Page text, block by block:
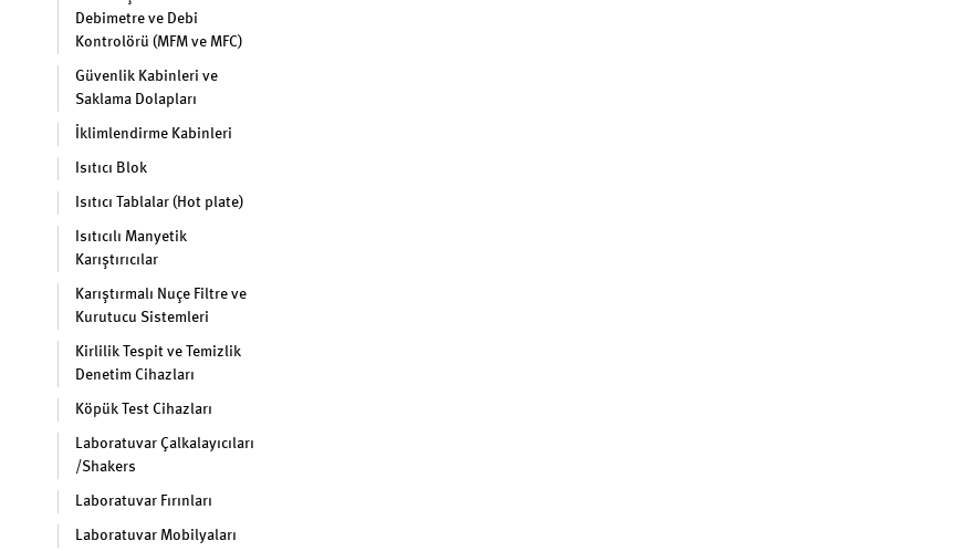
Debimetre ve Debi
Kontrolörü (MFM ve MFC)
Güvenlik Kabinleri ve
Saklama Dolapları
İklimlendirme Kabinleri
Isıtıcı Blok
Isıtıcı Tablalar (Hot plate)
Isıtıcılı Manyetik
Karıştırıcılar
Karıştırmalı Nuçe Filtre ve
Kurutucu Sistemleri
Kirlilik Tespit ve Temizlik
Denetim Cihazları
Köpük Test Cihazları
Laboratuvar Çalkalayıcıları
/Shakers
Laboratuvar Fırınları
Laboratuvar Mobilyaları